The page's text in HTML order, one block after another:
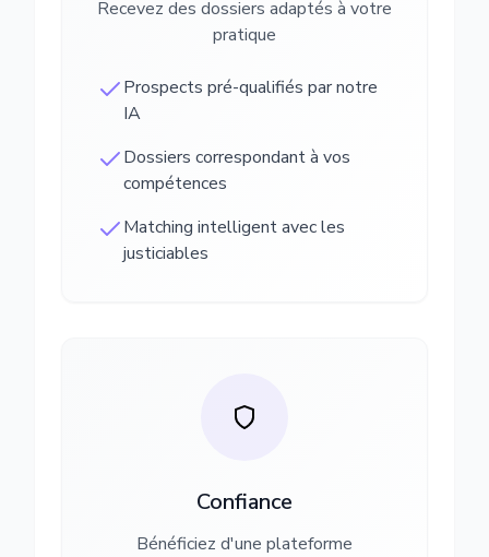
Recevez des dossiers adaptés à votre
pratique
Prospects pré-qualifiés par notre
IA
Dossiers correspondant à vos
compétences
Matching intelligent avec les
justiciables
Confiance
Bénéficiez d'une plateforme